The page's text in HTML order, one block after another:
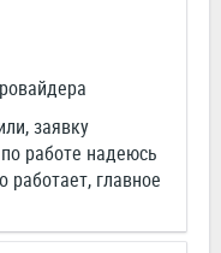
заявку
работе надеюсь
работает, главное